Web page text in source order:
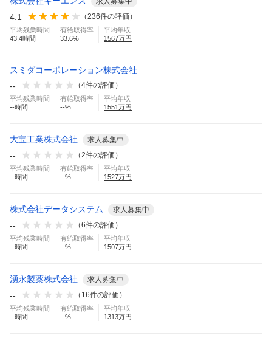
4.1 （236件の評価）
平均残業時間
43.4時間
有給取得率
33.6%
平均年収
1567万円
スミダコーポレーション株式会社
--
（4件の評価）
平均残業時間
--時間
有給取得率
--%
平均年収
1551 万円
大宝工業株式会社 求人募集中
-- （2件の評価）
平均残業時間
--時間
有給取得率
--%
平均年収
1527万円
株式会社データシステム 求人募集中
-- （6件の評価）
平均残業時間
--時間
有給取得率
--%
平均年収
1507万円
湧永製薬株式会社 求人募集中
-- （ 16件の評価）
平均残業時間
--時間
有給取得率
--%
平均年収
1313万円